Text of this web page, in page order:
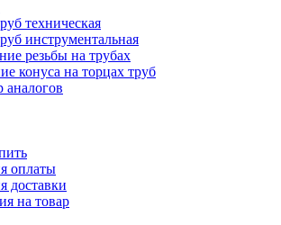
техническая
инструментальная
резьбы на трубах
конуса на торцах труб
аналогов
оплаты
доставки
на товар